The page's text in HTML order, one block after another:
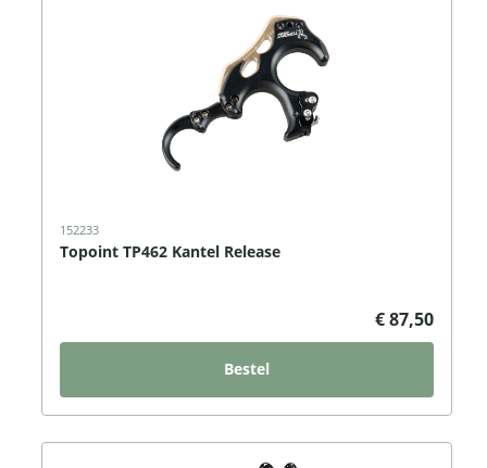
152233
Topoint TP462 Kantel Release
€ 87,50
Bestel